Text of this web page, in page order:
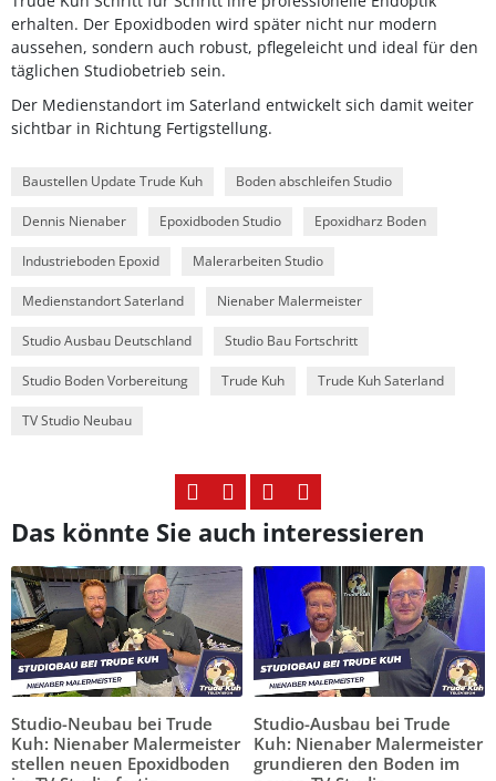
erhalten. Der Epoxidboden wird später nicht nur modern
aussehen, sondern auch robust, pflegeleicht und ideal für den
täglichen Studiobetrieb sein.
Der Medienstandort im Saterland entwickelt sich damit weiter
sichtbar in Richtung Fertigstellung.
Baustellen Update Trude Kuh Boden abschleifen Studio
Dennis Nienaber Epoxidboden Studio Epoxidharz Boden
Industrieboden Epoxid Malerarbeiten Studio
Medienstandort Saterland Nienaber Malermeister
Studio Ausbau Deutschland Studio Bau Fortschritt
Studio Boden Vorbereitung Trude Kuh Trude Kuh Saterland
TV Studio Neubau
Das könnte Sie auch interessieren
Studio-Neubau bei Trude
Kuh: Nienaber Malermeister
stellen neuen Epoxidboden
Studio-Ausbau bei Trude
Kuh: Nienaber Malermeister
grundieren den Boden im